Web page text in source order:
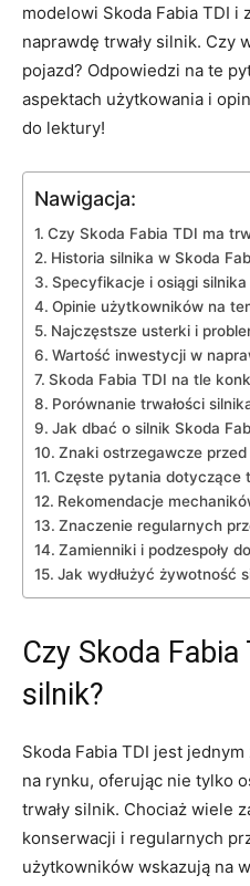
modelowi Skoda Fabia TDI i⁣
naprawdę trwały silnik. Czy
pojazd?⁣ Odpowiedzi na⁣ te
aspektach użytkowania i
do lektury!
Nawigacja:
Czy Skoda Fabia TDI ma
Historia silnika w Skoda
Specyfikacje i‍ osiągi silnika
Opinie użytkowników na
Najczęstsze usterki i
Wartość inwestycji w
Skoda Fabia TDI na tle
Porównanie trwałości
Jak dbać o silnik Skoda
Znaki‍ ostrzegawcze
Częste pytania dotyczące⁢
Rekomendacje
Znaczenie​ regularnych⁢
Zamienniki i podzespoły
Jak‍ wydłużyć ‌żywotność
Czy Skoda
silnik?
Skoda ‍Fabia TDI jest
na rynku, ‍oferując nie tylko
trwały silnik. Chociaż wiele
konserwacji⁣ i regularnych​
użytkowników wskazują na